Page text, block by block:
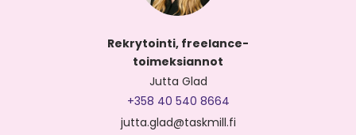
Rekrytointi, freelance-
toimeksiannot
Jutta Glad
+358 40 540 8664
jutta.glad@taskmill.fi